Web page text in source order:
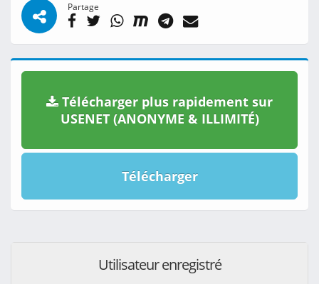
Partage
Télécharger plus rapidement sur
USENET (ANONYME & ILLIMITÉ)
Télécharger
Utilisateur enregistré